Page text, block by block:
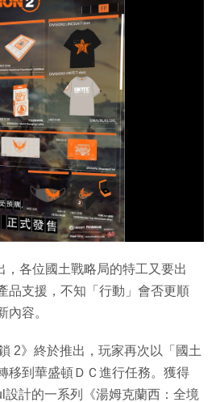
，各位國土戰略局的特工又要出
品支援，不知「行動」會否更順
內容。
2》終於推出，玩家再次以「國土
移到華盛頓ＤＣ進行任務。獲得
設計的一系列《湯姆克蘭西：全境